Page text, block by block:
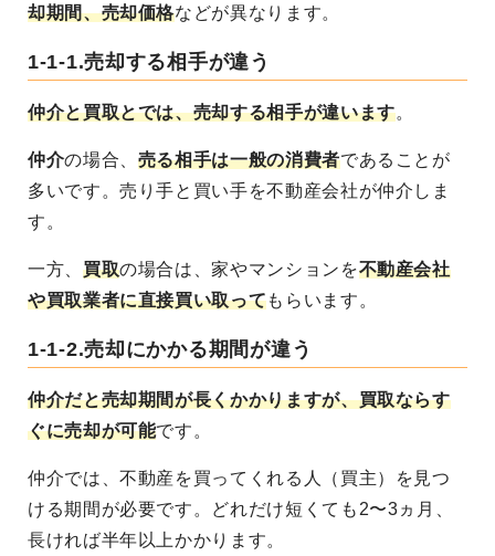
却期間、売却価格などが異なります。
1-1-1.売却する相手が違う
仲介と買取とでは、売却する相手が違います。
仲介の場合、 売る相手は一般の消費者であることが
多いです。売り手と買い手を不動産会社が仲介しま
す。
一方、 買取の場合は、家やマンションを不動産会社
や買取業者に直接買い取ってもらいます 。
1-1-2.売却にかかる期間が違う
仲介だと売却期間が長くかかりますが、買取ならす
ぐに売却が可能です。
仲介では、不動産を買ってくれる人（買主）を見つ
ける期間が必要です。どれだけ短くても2〜3ヵ月、
長ければ半年以上かかります。